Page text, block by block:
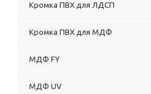
Кромка ПВХ для ЛДСП
Кромка ПВХ для МДФ
МДФ FY
МДФ UV